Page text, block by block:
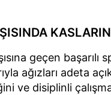
geçen başarılı
ağızları adeta
ve disiplinli